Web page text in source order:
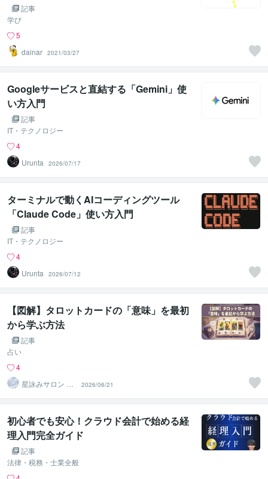
記事
学び
5
dainar 2021/03/27
Googleサービスと直結する「Gemini」使
い方入門
記事
IT・テクノロジー
4
Urunta
2026/07/17
ターミナルで動くAIコーディングツール
「Claude Code」使い方入門
記事
IT・テクノロジー
4
Urunta
2026/07/12
【図解】タロットカードの「意味」を最初
から学ぶ方法
記事
占い
4
星詠みサロン Lu
mine（ルミネ）
2026/06/21
初心者でも安心！クラウド会計で始める経
理入門完全ガイド
記事
法律・税務・士業全般